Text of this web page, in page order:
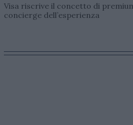
Visa riscrive il concetto di
concierge dell’esperienza